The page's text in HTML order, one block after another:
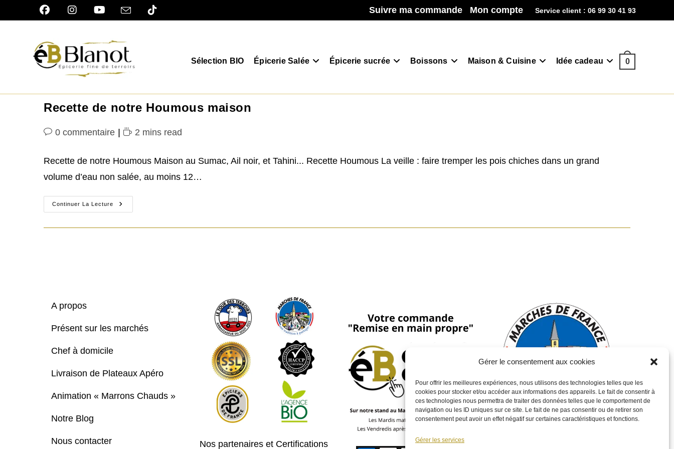
Gérer le consentement aux cookies
Pour offrir les meilleures expériences, nous utilisons des technologies telles que les
cookies pour stocker et/ou accéder aux informations des appareils. Le fait de consentir à
ces technologies nous permettra de traiter des données telles que le comportement de
navigation ou les ID uniques sur ce site. Le fait de ne pas consentir ou de retirer son
consentement peut avoir un effet négatif sur certaines caractéristiques et fonctions.
Gérer les services
Suivre ma commande Mon compte Service client : 06 99 30 41 93
Sélection BIO Épicerie Salée Épicerie sucrée Boissons Maison & Cuisine Idée cadeau 0
Recette de notre Houmous maison
Commentaires
publication :
0 commentaire
Temps2 mins read
Recette de notre Houmous Maison au Sumac, Ail noir, et Tahini... Recette Houmous La veille : faire tremper les pois chiches dans un grand
volume d’eau non salée, au moins 12…
Continuer La Lecture
Recette
De
A propos
Présent sur les marchés
Chef à domicile
Livraison de Plateaux Apéro
Animation « Marrons Chauds »
Notre Blog
Nous contacter Nos partenaires et Certifications